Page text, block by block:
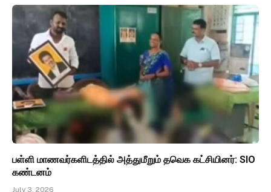
பள்ளி மாணவர்களிடத்தில் அத்துமீறும் தவெக கட்சியினர்: SIO
கண்டனம்
July 3, 2026